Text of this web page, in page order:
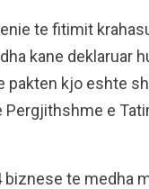
te fitimit
kane deklaruar
pakten kjo eshte
Pergjithshme e
te medha